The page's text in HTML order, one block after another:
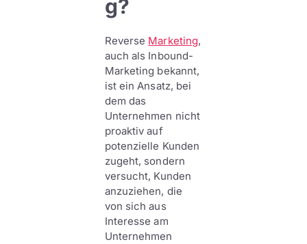
g?
Reverse Marketing,
auch als Inbound-
Marketing bekannt,
ist ein Ansatz, bei
dem das
Unternehmen nicht
proaktiv auf
potenzielle Kunden
zugeht, sondern
versucht, Kunden
anzuziehen, die
von sich aus
Interesse am
Unternehmen